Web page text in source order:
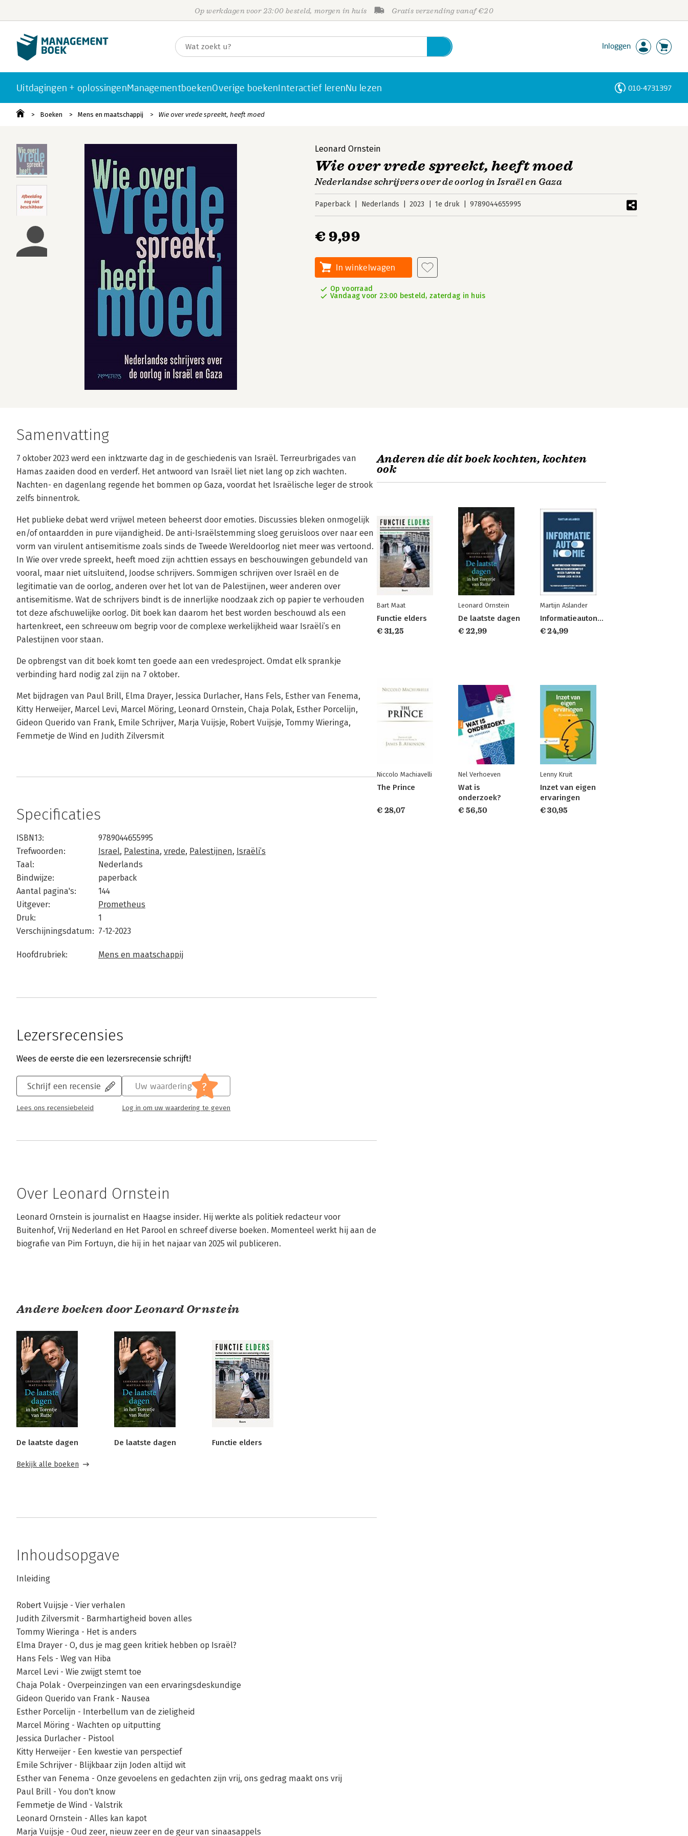
Op werkdagen voor 23:00 besteld, morgen in huis Gratis verzending vanaf €20
Inloggen
Uitdagingen + oplossingenManagementboekenOverige boekenInteractief lerenNu lezen 010-4731397
Boeken Mens en maatschappij Wie over vrede spreekt, heeft moed
Leonard Ornstein
Wie over vrede spreekt, heeft moed
Nederlandse schrijvers over de oorlog in Israël en Gaza
Paperback Nederlands 2023 1e druk 9789044655995
€ 9,99
In winkelwagen
Op voorraad
Vandaag voor 23:00 besteld, zaterdag in huis
Samenvatting
7 oktober 2023 werd een inktzwarte dag in de geschiedenis van Israël. Terreurbrigades van
Hamas zaaiden dood en verderf. Het antwoord van Israël liet niet lang op zich wachten.
Nachten- en dagenlang regende het bommen op Gaza, voordat het Israëlische leger de strook
zelfs binnentrok.
Het publieke debat werd vrijwel meteen beheerst door emoties. Discussies bleken onmogelijk
en/of ontaardden in pure vijandigheid. De anti-Israëlstemming sloeg geruisloos over naar een
vorm van virulent antisemitisme zoals sinds de Tweede Wereldoorlog niet meer was vertoond.
In Wie over vrede spreekt, heeft moed zijn achttien essays en beschouwingen gebundeld van
vooral, maar niet uitsluitend, Joodse schrijvers. Sommigen schrijven over Israël en de
legitimatie van de oorlog, anderen over het lot van de Palestijnen, weer anderen over
antisemitisme. Wat de schrijvers bindt is de innerlijke noodzaak zich op papier te verhouden
tot deze afschuwelijke oorlog. Dit boek kan daarom het best worden beschouwd als een
hartenkreet, een schreeuw om begrip voor de complexe werkelijkheid waar Israëli’s en
Palestijnen voor staan.
De opbrengst van dit boek komt ten goede aan een vredesproject. Omdat elk sprankje
verbinding hard nodig zal zijn na 7 oktober.
Met bijdragen van Paul Brill, Elma Drayer, Jessica Durlacher, Hans Fels, Esther van Fenema,
Kitty Herweijer, Marcel Levi, Marcel Möring, Leonard Ornstein, Chaja Polak, Esther Porcelijn,
Gideon Querido van Frank, Emile Schrijver, Marja Vuijsje, Robert Vuijsje, Tommy Wieringa,
Femmetje de Wind en Judith Zilversmit
Specificaties
ISBN13:
9789044655995
Trefwoorden:
Israel, Palestina, vrede, Palestijnen, Israëli’s
Taal:
Nederlands
Bindwijze:
paperback
Aantal pagina's:
144
Uitgever:
Prometheus
Druk:
1
Verschijningsdatum: 7-12-2023
Hoofdrubriek: Mens en maatschappij
Lezersrecensies
Wees de eerste die een lezersrecensie schrijft!
Schrijf een recensie
Lees ons recensiebeleid
Uw waardering ?
Log in om uw waardering te geven
Over Leonard Ornstein
Leonard Ornstein is journalist en Haagse insider. Hij werkte als politiek redacteur voor
Buitenhof, Vrij Nederland en Het Parool en schreef diverse boeken. Momenteel werkt hij aan de
biografie van Pim Fortuyn, die hij in het najaar van 2025 wil publiceren.
Andere boeken door Leonard Ornstein
De laatste dagen De laatste dagen Functie elders
Bekijk alle boeken
Inhoudsopgave
Inleiding
Robert Vuijsje - Vier verhalen
Judith Zilversmit - Barmhartigheid boven alles
Tommy Wieringa - Het is anders
Elma Drayer - O, dus je mag geen kritiek hebben op Israël?
Hans Fels - Weg van Hiba
Marcel Levi - Wie zwijgt stemt toe
Chaja Polak - Overpeinzingen van een ervaringsdeskundige
Gideon Querido van Frank - Nausea
Esther Porcelijn - Interbellum van de zieligheid
Marcel Möring - Wachten op uitputting
Jessica Durlacher - Pistool
Kitty Herweijer - Een kwestie van perspectief
Emile Schrijver - Blijkbaar zijn Joden altijd wit
Esther van Fenema - Onze gevoelens en gedachten zijn vrij, ons gedrag maakt ons vrij
Paul Brill - You don't know
Femmetje de Wind - Valstrik
Leonard Ornstein - Alles kan kapot
Marja Vuijsje - Oud zeer, nieuw zeer en de geur van sinaasappels
Anderen die dit boek kochten, kochten
ook
Bart Maat
Functie elders
€ 31,25
Leonard Ornstein
De laatste dagen
€ 22,99
Martijn Aslander
Informatieautonomie
€ 24,99
Niccolo Machiavelli
The Prince
€ 28,07
Nel Verhoeven
Wat is
onderzoek?
€ 56,50
Lenny Kruit
Inzet van eigen
ervaringen
€ 30,95
Personen